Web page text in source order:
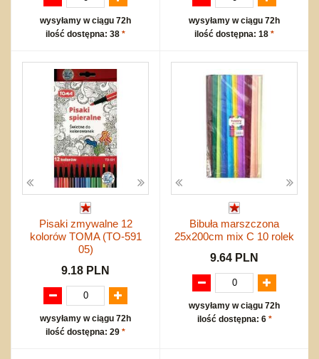
wysyłamy w ciągu 72h
ilość dostępna: 38 *
wysyłamy w ciągu 72h
ilość dostępna: 18 *
Pisaki zmywalne 12
kolorów TOMA (TO-591
05)
9.18 PLN
wysyłamy w ciągu 72h
ilość dostępna: 29 *
Bibuła marszczona
25x200cm mix C 10 rolek
9.64 PLN
wysyłamy w ciągu 72h
ilość dostępna: 6 *